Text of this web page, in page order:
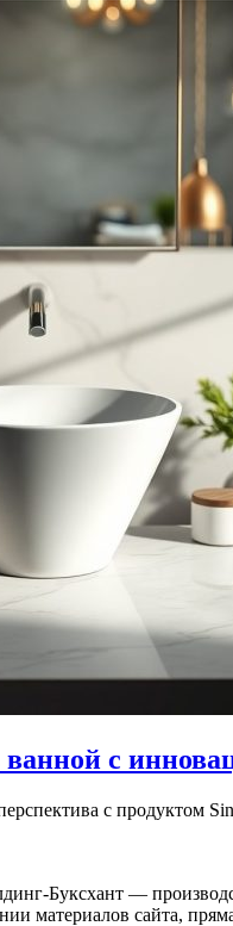
с
с продуктом
Буксхант —
материалов сайта,